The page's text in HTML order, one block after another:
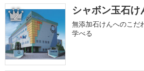
2 シャボン玉石け
無添加石けんへのこだ
学べる